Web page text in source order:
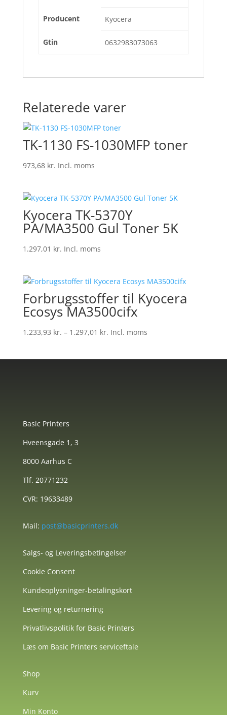
Producent Kyocera
Gtin 0632983073063
Relaterede varer
TK-1130 FS-1030MFP toner
973,68 kr. Incl. moms
Kyocera TK-5370Y
PA/MA3500 Gul Toner 5K
1.297,01 kr. Incl. moms
Forbrugsstoffer til Kyocera
Ecosys MA3500cifx
1.233,93 kr. – 1.297,01 kr.Prisinterval:
Incl. moms
Basic Printers
Hveensgade 1, 3
8000 Aarhus C
Tlf. 20771232
CVR: 19633489
Mail: post@basicprinters.dk
Salgs- og Leveringsbetingelser
Cookie Consent
Kundeoplysninger-betalingskort
Levering og returnering
Privatlivspolitik for Basic Printers
Læs om Basic Printers serviceftale
Shop
Kurv
Min Konto